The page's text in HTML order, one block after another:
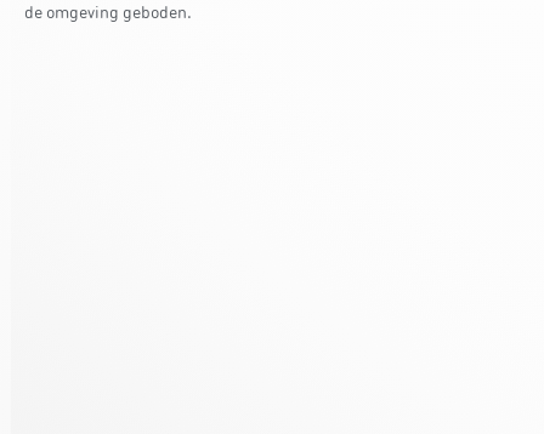
de omgeving geboden.